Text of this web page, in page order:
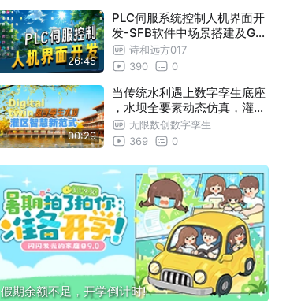
26:45
PLC伺服系统控制人机界面开
发-SFB软件中场景搭建及GX
works2通信测试00
诗和远方017
390
0
00:29
当传统水利遇上数字孪生底座
，水坝全要素动态仿真，灌区
管理实现可看可算可控
无限数创数字孪生
369
0
假期余额不足，开学倒计时!